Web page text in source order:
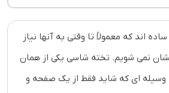
اند که معمولاً تا وقتی به آنها نیاز
نمی‌ شویم. تخته شاسی یکی از همان
ای که شاید فقط از یک صفحه و